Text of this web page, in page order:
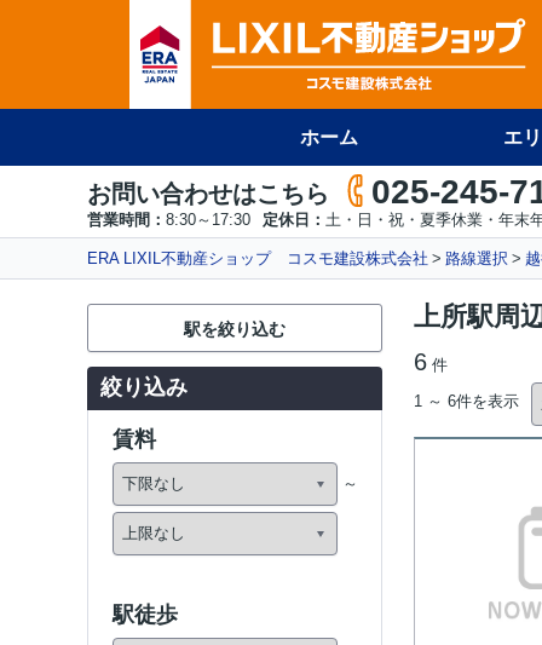
ホーム エ
お問い合わせはこちら 025-245-
営業時間： 8:30～17:30 定休日： 土・日・祝・夏季休業・年末
ERA LIXIL不動産ショップ コスモ建設株式会社 路線選択
上所駅周
6 件
1 ～ 6件を表示
駅を絞り込む
絞り込み
賃料
駅徒歩